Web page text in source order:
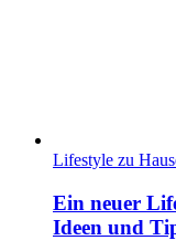
Lifestyle zu
Ein neuer
Ideen und